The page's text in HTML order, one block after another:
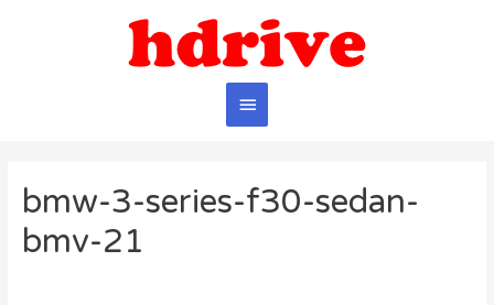
Главное
bmw-3-series-f30-sedan-
bmv-21